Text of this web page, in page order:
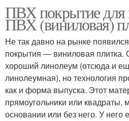
ПВХ покрытие для
ПВХ (виниловая)
Не так давно на рынке
покрытия — виниловая плитка.
хороший линолеум (отсюда и
линолеумная), но технология
как и форма выпуска. Этот
прямоугольники или квадраты,
основании или без него. У него